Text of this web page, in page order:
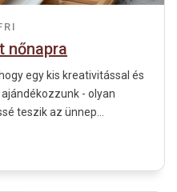
nőnapra
egy kis kreativitással és
- olyan
teszik az ünnep...